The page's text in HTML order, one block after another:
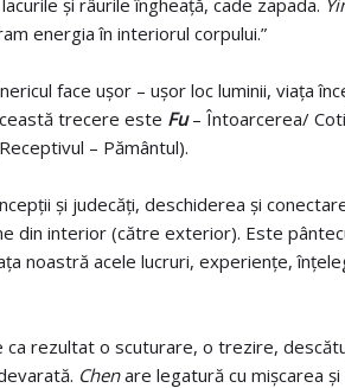
și râurile îngheață, cade zapada.
energia în interiorul corpului.”
face ușor – ușor loc luminii, viața
trecere este Fu– Întoarcerea/
– Pământul).
și judecăți, deschiderea și
din interior (către exterior). Este
noastră acele lucruri, experiențe,
rezultat o scuturare, o trezire,
Chenare legatură cu mișcarea și